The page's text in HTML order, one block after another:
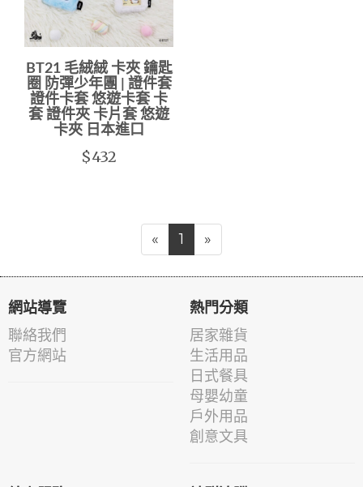
BT21 毛絨絨 卡夾 鑰匙
圈 防彈少年團 | 證件套
證件卡套 悠遊卡套 卡
套 證件夾 卡片套 悠遊
卡夾 日本進口
$432
« 1 »
網站導覽
聯絡我們
官方網站
熱門分類
居家雜貨
生活用品
日式餐具
母嬰幼童
戶外用品
創意文具